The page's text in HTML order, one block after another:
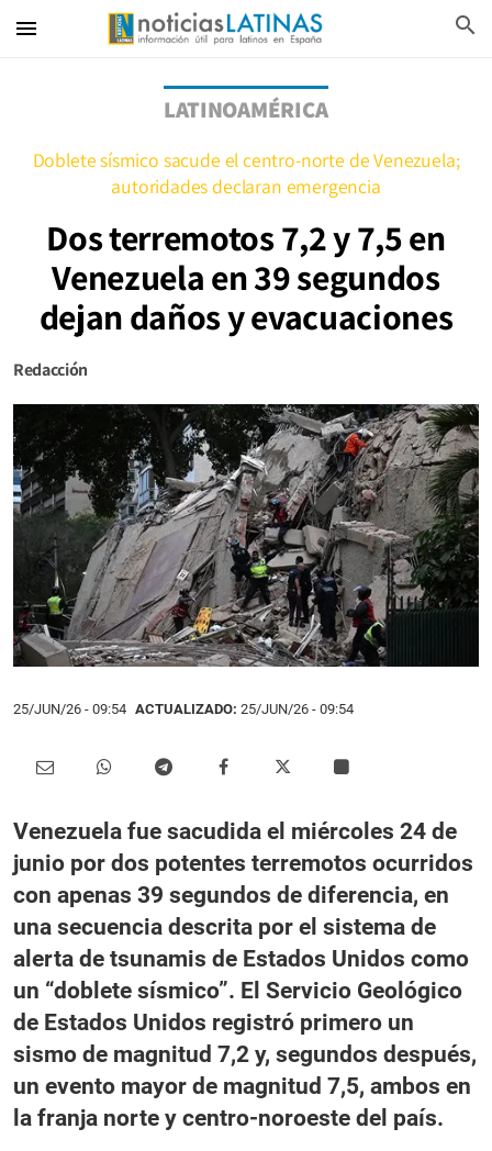
menu search
LATINOAMÉRICA
Doblete sísmico sacude el centro-norte de Venezuela;
autoridades declaran emergencia
Dos terremotos 7,2 y 7,5 en
Venezuela en 39 segundos
dejan daños y evacuaciones
Redacción
25/JUN/26 - 09:54 ACTUALIZADO: 25/JUN/26 - 09:54
Venezuela fue sacudida el miércoles 24 de
junio por dos potentes terremotos ocurridos
con apenas 39 segundos de diferencia, en
una secuencia descrita por el sistema de
alerta de tsunamis de Estados Unidos como
un “doblete sísmico”. El Servicio Geológico
de Estados Unidos registró primero un
sismo de magnitud 7,2 y, segundos después,
un evento mayor de magnitud 7,5, ambos en
la franja norte y centro-noroeste del país.